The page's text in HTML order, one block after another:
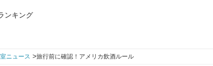
ンキング
ニュース >旅行前に確認！アメリカ飲酒ルール